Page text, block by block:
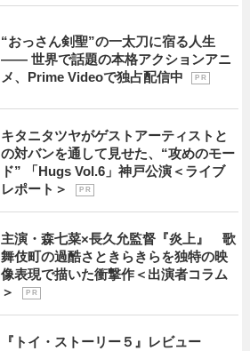
“おっさん剣聖”の一太刀に宿る人生
―― 世界で話題の本格アクションアニ
メ、Prime Videoで独占配信中
P R
キタニタツヤがゲストアーティストと
の対バンを通して見せた、“攻めのモー
ド” 「Hugs Vol.6」神戸公演＜ライブ
レポート＞
P R
主演・森七菜×長久允監督『炎上』 歌
舞伎町の過酷さときらきらを独特の映
像表現で描いた衝撃作＜出演者コラム
＞
P R
『トイ・ストーリー５』レビュー